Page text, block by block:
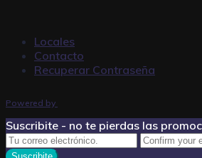
Locales
Contacto
Recuperar Contraseña
Powered by
Suscribite - no te pierdas las